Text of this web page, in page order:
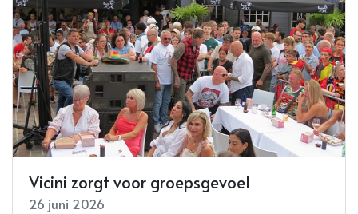
Vicini zorgt voor groepsgevoel
26 juni 2026